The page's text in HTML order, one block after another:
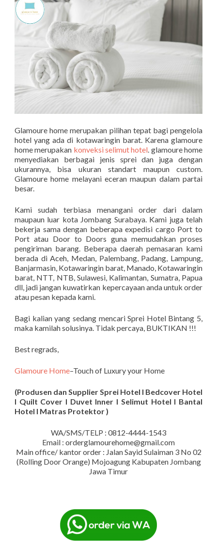
Glamoure home merupakan pilihan tepat bagi pengelola
hotel yang ada di kotawaringin barat. Karena glamoure
home merupakan konveksi selimut hotel . glamoure home
menyediakan berbagai jenis sprei dan juga dengan
ukurannya, bisa ukuran standart maupun custom.
Glamoure home melayani eceran maupun dalam partai
besar.
Kami sudah terbiasa menangani order dari dalam
maupaun luar kota Jombang Surabaya. Kami juga telah
bekerja sama dengan beberapa expedisi cargo Port to
Port atau Door to Doors guna memudahkan proses
pengiriman barang. Beberapa daerah pemasaran kami
berada di Aceh, Medan, Palembang, Padang, Lampung,
Banjarmasin, Kotawaringin barat, Manado, Kotawaringin
barat, NTT, NTB, Sulawesi, Kalimantan, Sumatra, Papua
dll, jadi jangan kuwatirkan kepercayaan anda untuk order
atau pesan kepada kami.
Bagi kalian yang sedang mencari Sprei Hotel Bintang 5,
maka kamilah solusinya. Tidak percaya, BUKTIKAN !!!
Best regrads,
Glamoure Home–Touch of Luxury your Home
(Produsen dan Supplier Sprei Hotel I Bedcover Hotel
I Quilt Cover I Duvet Inner I Selimut Hotel I Bantal
Hotel I Matras Protektor )
WA/SMS/TELP : 0812-4444-1543
Email : orderglamourehome@gmail.com
Main office/ kantor order : Jalan Sayid Sulaiman 3 No 02
(Rolling Door Orange) Mojoagung Kabupaten Jombang
Jawa Timur